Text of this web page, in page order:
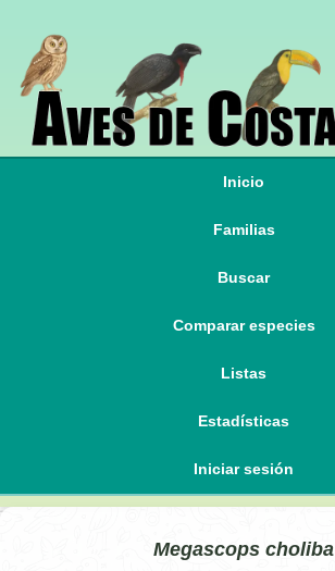
Inicio
Familias
Buscar
Comparar especies
Listas
Estadísticas
Iniciar sesión
Megascops choliba